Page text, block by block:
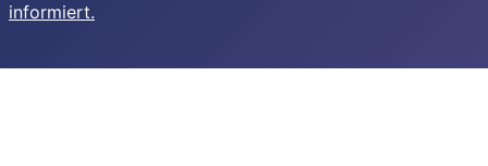
informiert.